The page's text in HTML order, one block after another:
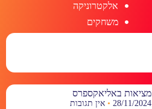
אלקטרוניקה
משחקים
מציאות באליאקספרס
28/11/2024 אין תגובות